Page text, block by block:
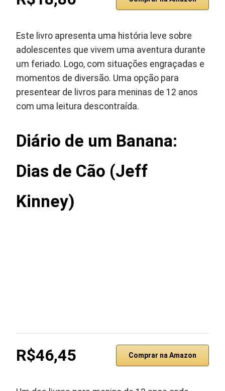
Este livro apresenta uma história leve sobre
adolescentes que vivem uma aventura durante
um feriado. Logo, com situações engraçadas e
momentos de diversão. Uma opção para
presentear de livros para meninas de 12 anos
com uma leitura descontraída.
Diário de um Banana:
Dias de Cão (Jeff
Kinney)
R$46,45 Comprar na Amazon